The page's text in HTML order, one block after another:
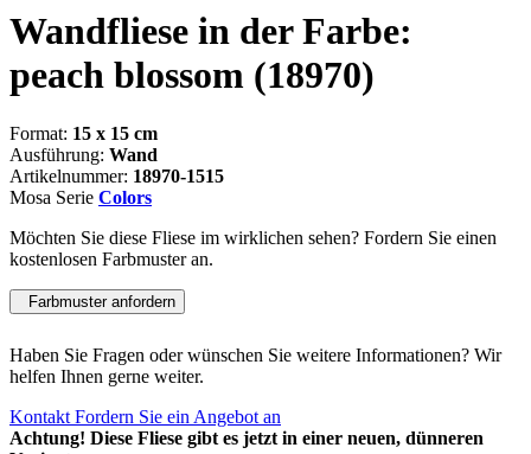
Wandfliese in der Farbe:
peach blossom (18970)
Format: 15 x 15 cm
Ausführung: Wand
Artikelnummer: 18970-1515
Mosa Serie Colors
Möchten Sie diese Fliese im wirklichen sehen? Fordern Sie einen
kostenlosen Farbmuster an.
Farbmuster anfordern
Haben Sie Fragen oder wünschen Sie weitere Informationen? Wir
helfen Ihnen gerne weiter.
Kontakt Fordern Sie ein Angebot an
Achtung! Diese Fliese gibt es jetzt in einer neuen, dünneren